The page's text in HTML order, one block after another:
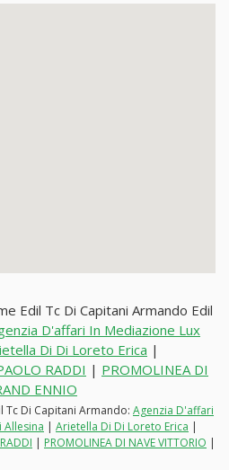
Edil Tc Di Capitani Armando Edil
D'affari In Mediazione Lux
Di Di Loreto Erica |
RADDI | PROMOLINEA DI
ENNIO
Tc Di Capitani Armando: Agenzia D'affari
Allesina | Arietella Di Di Loreto Erica |
| PROMOLINEA DI NAVE VITTORIO |